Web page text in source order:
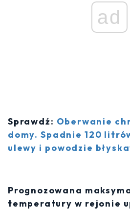
ad
Sprawdź: Oberwanie
domy. Spadnie 120
ulewy i powodzie
Prognozowana
temperatury w rejonie